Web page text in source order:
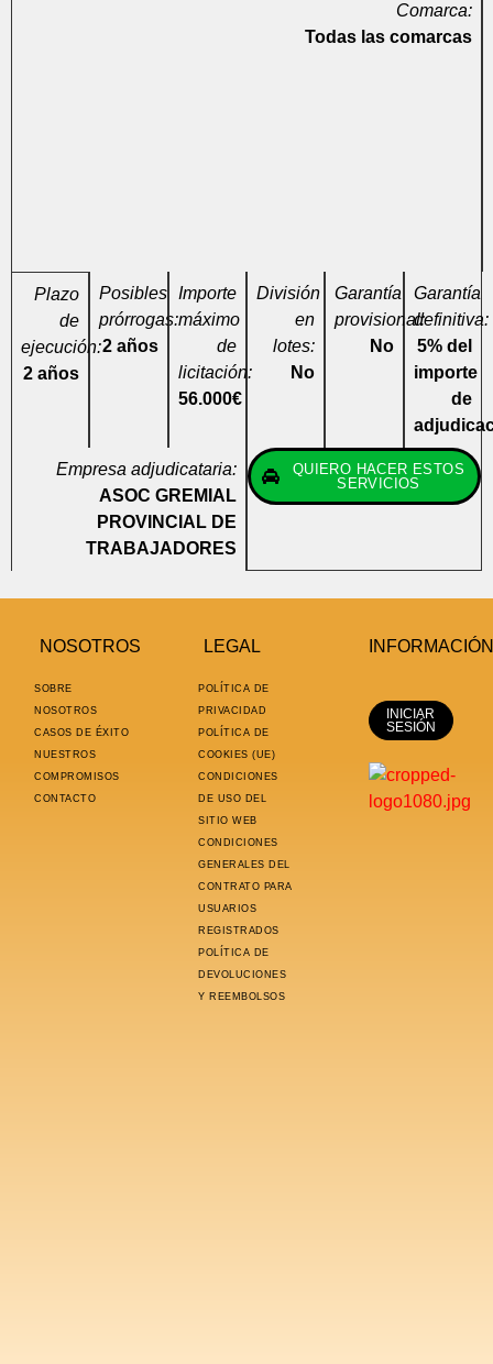
Comarca:
Todas las comarcas
Plazo
de
ejecución:
2 años
Posibles
prórrogas:
2 años
Importe
máximo
de
licitación:
56.000€
División
en
lotes:
No
Garantía
provisional:
No
Garantía
definitiva:
5% del
importe
de
Empresa adjudicataria:
ASOC GREMIAL
PROVINCIAL DE
TRABAJADORES
QUIERO HACER ESTOS
SERVICIOS
NOSOTROS
SOBRE
NOSOTROS
CASOS DE ÉXITO
NUESTROS
COMPROMISOS
CONTACTO
LEGAL
POLÍTICA DE
PRIVACIDAD
POLÍTICA DE
COOKIES (UE)
CONDICIONES
DE USO DEL
SITIO WEB
CONDICIONES
GENERALES DEL
CONTRATO PARA
USUARIOS
REGISTRADOS
POLÍTICA DE
DEVOLUCIONES
Y REEMBOLSOS
INFORMACIÓN
INICIAR
SESIÓN